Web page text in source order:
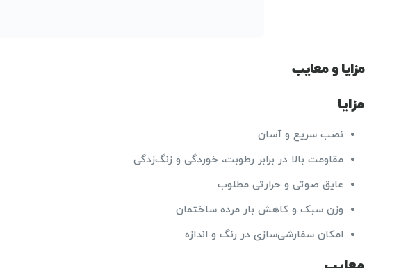
مزایا و معایب
مزایا
نصب سریع و آسان
مقاومت بالا در برابر رطوبت، خوردگی و زنگ‌زدگی
عایق صوتی و حرارتی مطلوب
وزن سبک و کاهش بار مرده ساختمان
امکان سفارشی‌سازی در رنگ و اندازه